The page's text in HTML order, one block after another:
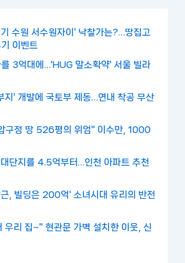
수원 서수원자이' 낙찰가는?…땅집고
이벤트
3억대에…'HUG 말소확약' 서울 빌라
지' 개발에 국토부 제동…연내 착공 무산
구정 땅 526평의 위엄" 이수만, 1000
단지를 4.5억부터…인천 아파트 추천
, 빌딩은 200억' 소녀시대 유리의 반전
우리 집~" 현관문 가벽 설치한 이웃, 신